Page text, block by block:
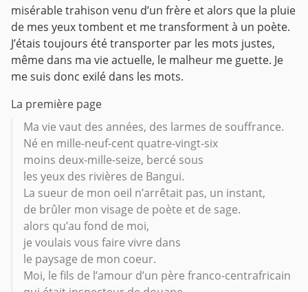
misérable trahison venu d’un frère et alors que la pluie
de mes yeux tombent et me transforment à un poète.
J’étais toujours été transporter par les mots justes,
même dans ma vie actuelle, le malheur me guette. Je
me suis donc exilé dans les mots.
La première page
Ma vie vaut des années, des larmes de souffrance.
Né en mille-neuf-cent quatre-vingt-six
moins deux-mille-seize, bercé sous
les yeux des rivières de Bangui.
La sueur de mon oeil n’arrêtait pas, un instant,
de brûler mon visage de poète et de sage.
alors qu’au fond de moi,
je voulais vous faire vivre dans
le paysage de mon coeur.
Moi, le fils de l’amour d’un père franco-centrafricain